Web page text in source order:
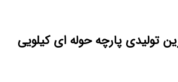
تولیدی پارچه حوله ای کیلویی